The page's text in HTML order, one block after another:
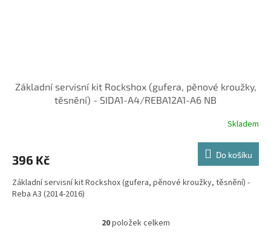
Základní servisní kit Rockshox (gufera, pěnové kroužky,
těsnění) - SIDA1-A4/REBA12A1-A6 NB
Skladem
396 Kč Do košíku
Základní servisní kit Rockshox (gufera, pěnové kroužky, těsnění) -
Reba A3 (2014-2016)
O
20položek celkem